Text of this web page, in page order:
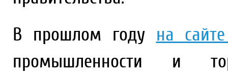
В прошлом году на
промышленности и